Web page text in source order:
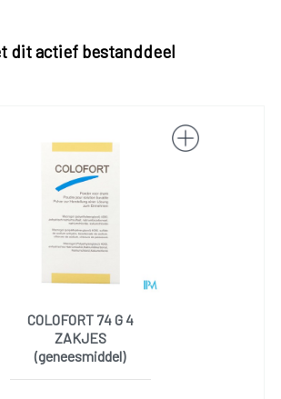
dit actief bestanddeel
COLOFORT 74 G 4
ZAKJES
(geneesmiddel)